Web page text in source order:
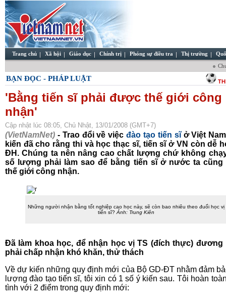
Trang chủ Xã hội Giáo dục Chính trị Phóng sự điều tra Thị trường
BẠN ĐỌC - PHÁP LUẬT
'Bằng tiến sĩ phải được thế giới công
nhận'
Cập nhật lúc 08:05, Chủ Nhật, 13/01/2008 (GMT+7)
(VietNamNet) - Trao đổi về việcđào tạo tiến sĩở Việt
kiến đã cho rằng thi và học thạc sĩ, tiến sĩ ở VN còn dễ
ĐH. Chúng ta nên nâng cao chất lượng chứ không
số lượng phải làm sao để bằng tiến sĩ ở nước ta
thế giới công nhận.
Những người nhận bằng tốt nghiệp cao học này, sẽ còn bao nhiêu theo đuổi học vị
tiến sĩ? Ảnh: Trung Kiên
Đã làm khoa học, để nhận học vị TS (đích thực) đương
phải chấp nhận khó khăn, thử thách
Về dự kiến những quy định mới của Bộ GD-ĐT nhằm đảm
lượng đào tạo tiến sĩ, tôi xin có 1 số ý kiến sau. Tôi hoàn
tình với 2 điểm trong quy định mới: